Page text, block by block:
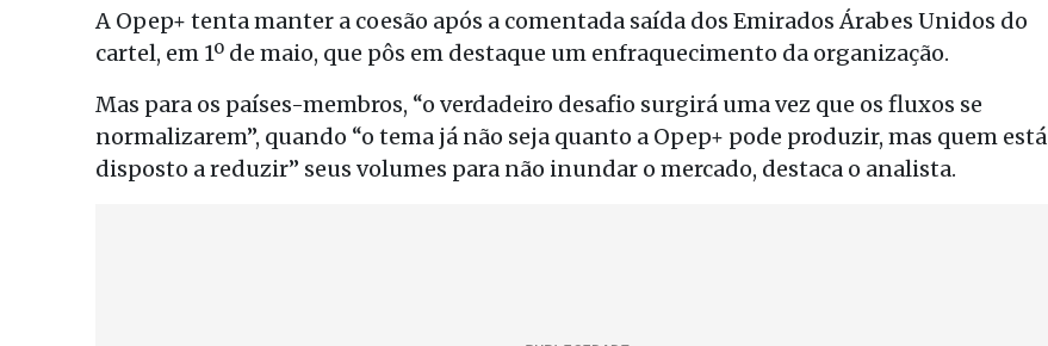
A Opep+ tenta manter a coesão após a comentada saída dos Emirados Árabes Unidos do
cartel, em 1º de maio, que pôs em destaque um enfraquecimento da organização.
Mas para os países-membros, “o verdadeiro desafio surgirá uma vez que os fluxos se
normalizarem”, quando “o tema já não seja quanto a Opep+ pode produzir, mas quem está
disposto a reduzir” seus volumes para não inundar o mercado, destaca o analista.